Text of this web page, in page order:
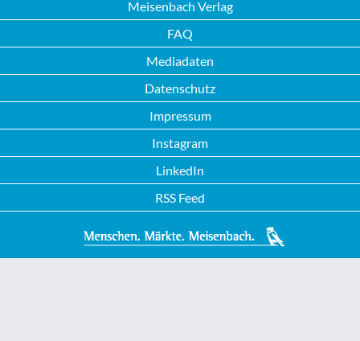
Meisenbach Verlag
FAQ
Mediadaten
Datenschutz
Impressum
Instagram
LinkedIn
RSS Feed